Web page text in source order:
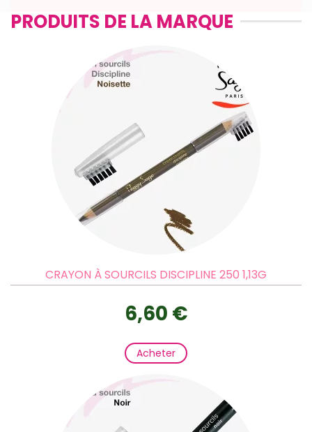
PRODUITS DE LA MARQUE
CRAYON À SOURCILS DISCIPLINE 250 1,13G
6,60 €
Acheter